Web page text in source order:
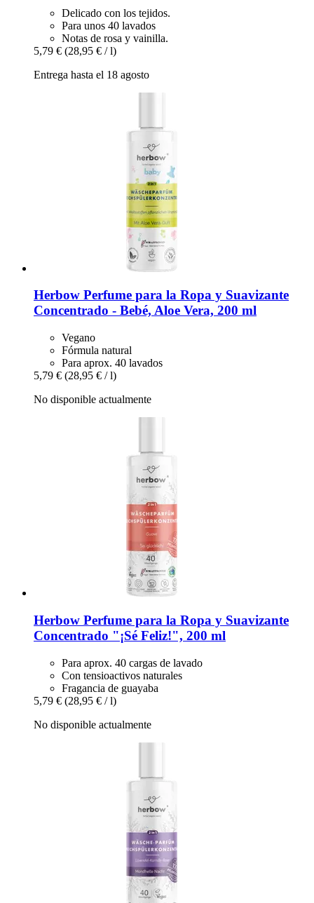
Delicado con los tejidos.
Para unos 40 lavados
Notas de rosa y vainilla.
5,79 € (28,95 € / l)
Entrega hasta el 18 agosto
Herbow Perfume para la Ropa y Suavizante
Concentrado -​ Bebé, Aloe Vera, 200 ml
Vegano
Fórmula natural
Para aprox. 40 lavados
5,79 € (28,95 € / l)
No disponible actualmente
Herbow Perfume para la Ropa y Suavizante
Concentrado "¡Sé Feliz!", 200 ml
Para aprox. 40 cargas de lavado
Con tensioactivos naturales
Fragancia de guayaba
5,79 € (28,95 € / l)
No disponible actualmente